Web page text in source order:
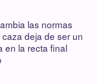
las normas
deja de ser un
en la recta final